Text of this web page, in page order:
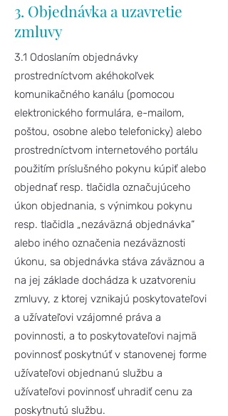
3. Objednávka a uzavretie
zmluvy
3.1 Odoslaním objednávky
prostredníctvom akéhokoľvek
komunikačného kanálu (pomocou
elektronického formulára, e-mailom,
poštou, osobne alebo telefonicky) alebo
prostredníctvom internetového portálu
použitím príslušného pokynu kúpiť alebo
objednať resp. tlačidla označujúceho
úkon objednania, s výnimkou pokynu
resp. tlačidla „nezáväzná objednávka“
alebo iného označenia nezáväznosti
úkonu, sa objednávka stáva záväznou a
na jej základe dochádza k uzatvoreniu
zmluvy, z ktorej vznikajú poskytovateľovi
a užívateľovi vzájomné práva a
povinnosti, a to poskytovateľovi najmä
povinnosť poskytnúť v stanovenej forme
užívateľovi objednanú službu a
užívateľovi povinnosť uhradiť cenu za
poskytnutú službu.